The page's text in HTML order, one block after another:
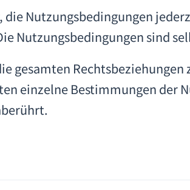
die Nutzungsbedingungen
Nutzungsbedingungen sind
gesamten
einzelne Bestimmungen